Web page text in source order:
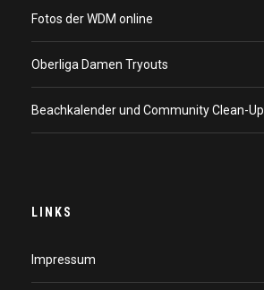
Fotos der WDM online
Oberliga Damen Tryouts
Beachkalender und Community Clean-Up
LINKS
Impressum